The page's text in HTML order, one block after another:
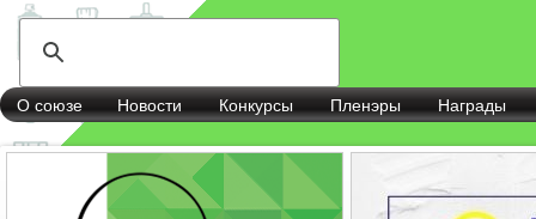
О союзе Новости Конкурсы Пленэры Награды